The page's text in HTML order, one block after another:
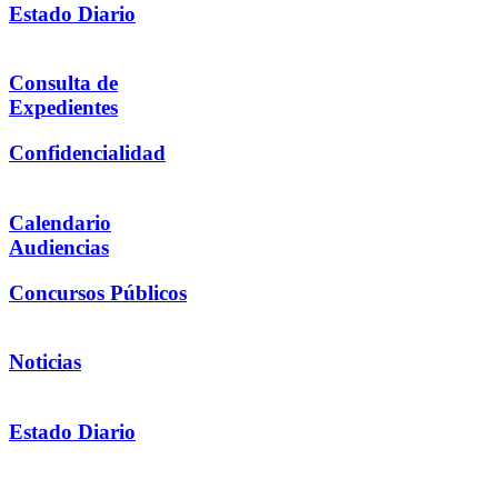
Estado Diario
Consulta de
Expedientes
Confidencialidad
Calendario
Audiencias
Concursos Públicos
Noticias
Estado Diario